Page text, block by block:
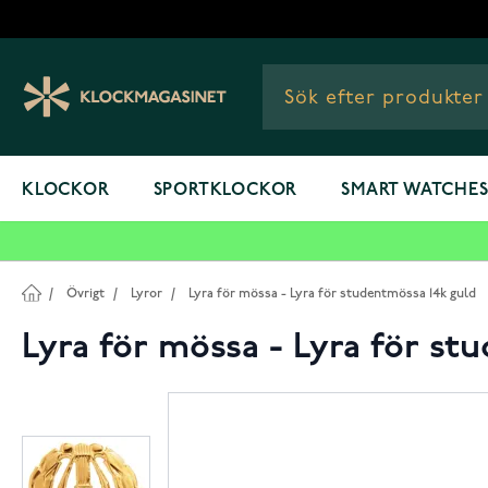
KLOCKOR SPORTKLOCKOR SMART WATCHES
/ Övrigt / Lyror / Lyra för mössa - Lyra för studentmössa 14k guld
Lyra för mössa - Lyra för